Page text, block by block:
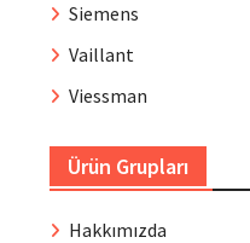
Siemens
Vaillant
Viessman
Ürün Grupları
Hakkımızda